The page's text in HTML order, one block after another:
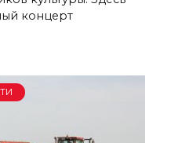
концерт